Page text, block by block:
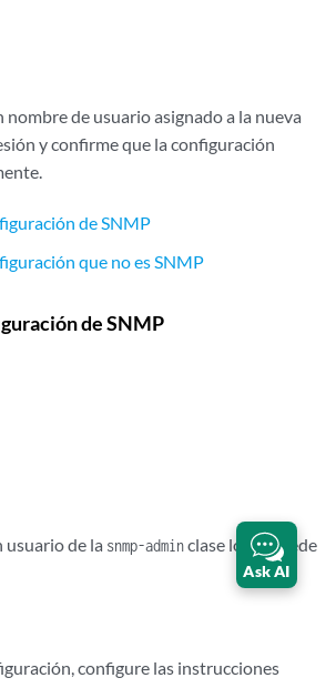
nombre de usuario asignado a la nueva
y confirme que la configuración
de SNMP
que no es SNMP
de SNMP
usuario de la snmp-adminclase login puede
configure las instrucciones
Ask AI